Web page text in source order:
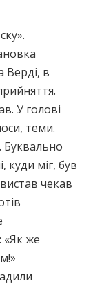
Верді, в
У голові
теми.
Буквально
куди міг, був
вистав чекав
«Як же